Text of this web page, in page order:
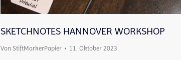
SKETCHNOTES HANNOVER WORKSHOP
Von StiftMarkerPapier 11. Oktober 2023